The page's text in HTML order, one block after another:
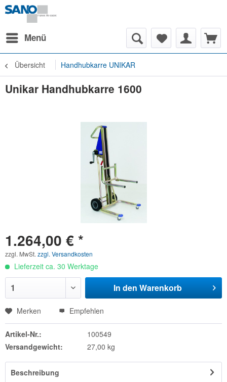
Menü
Übersicht Handhubkarre UNIKAR
Unikar Handhubkarre 1600
1.264,00 € *
zzgl. MwSt. zzgl. Versandkosten
Lieferzeit ca. 30 Werktage
In den Warenkorb
Merken Empfehlen
Artikel-Nr.:
100549
Versandgewicht:
27,00 kg
Beschreibung